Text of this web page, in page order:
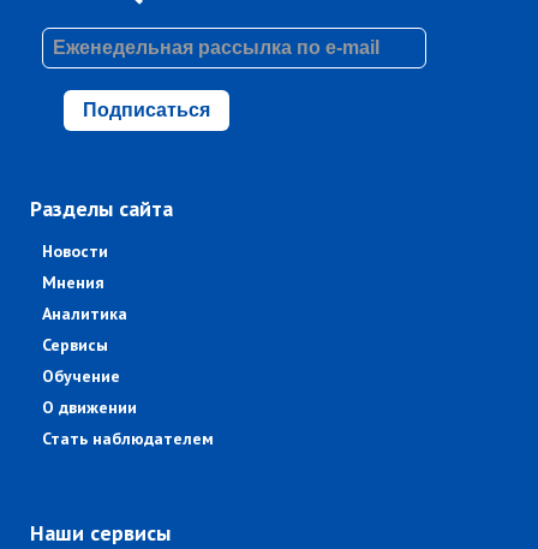
Подписаться
Разделы сайта
Новости
Мнения
Аналитика
Сервисы
Обучение
О движении
Стать наблюдателем
Наши сервисы